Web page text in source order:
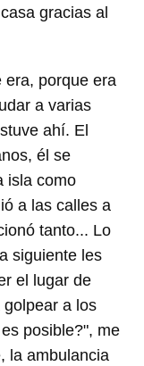
gracias al
era, porque era
a varias
ahí. El
él se
isla como
a las calles a
tanto... Lo
siguiente les
el lugar de
a los
posible?", me
la ambulancia